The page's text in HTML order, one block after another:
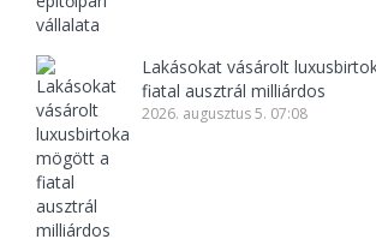
Lakásokat vásárolt
fiatal ausztrál milliárdos
2026. augusztus 5. 07:08